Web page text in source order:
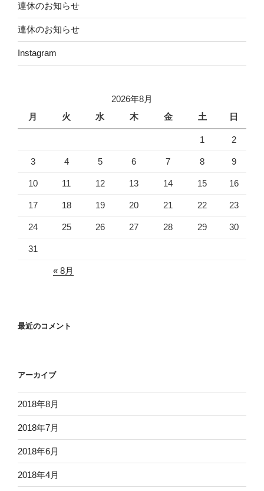
連休のお知らせ
連休のお知らせ
Instagram
2026年8月
月
火 水 木 金 土 日
1 2
3 4 5 6 7 8 9
10 11 12 13 14 15 16
17 18 19 20 21 22 23
24 25 26 27 28 29 30
31
« 8月
最近のコメント
アーカイブ
2018年8月
2018年7月
2018年6月
2018年4月